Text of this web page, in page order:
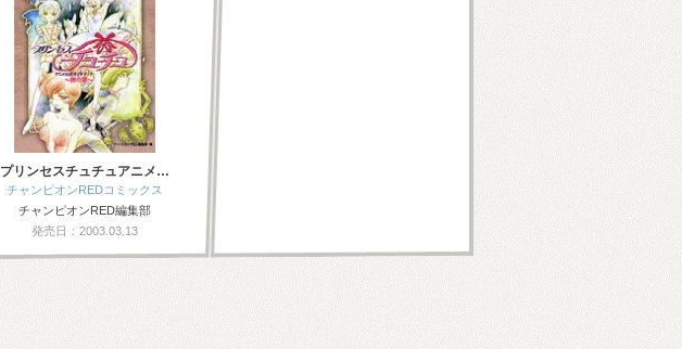
プリンセスチュチュアニメ…
チャンピオンREDコミックス
チャンピオンRED編集部
発売日：2003.03.13